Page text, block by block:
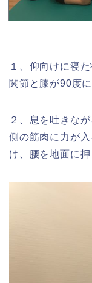
１、仰向けに寝
関節と膝が90度
２、息を吐きな
側の筋肉に力が
け、腰を地面に